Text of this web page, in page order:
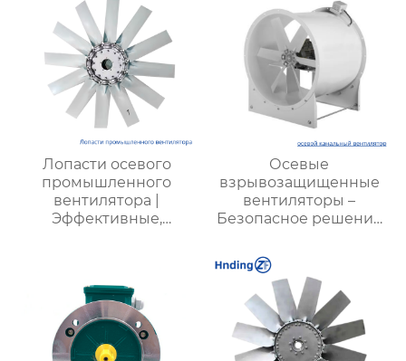
Лопасти осевого
промышленного
вентилятора |
Эффективные,
и низким уровнем
шума
Осевые
взрывозащищенные
вентиляторы –
Безопасное решение